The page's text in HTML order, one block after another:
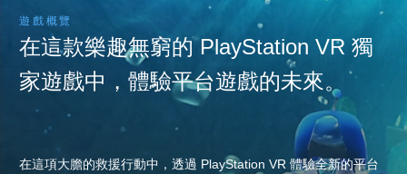
遊戲概覽
在這款樂趣無窮的 PlayStation VR 獨
家遊戲中，體驗平台遊戲的未來。
在這項大膽的救援行動中，透過 PlayStation VR 體驗全新的平台